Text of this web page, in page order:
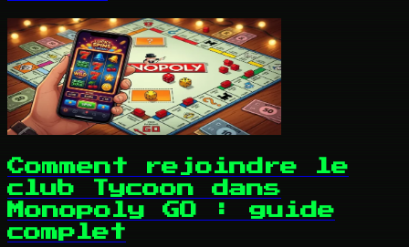
Comment rejoindre le
club Tycoon dans
Monopoly GO : guide
complet